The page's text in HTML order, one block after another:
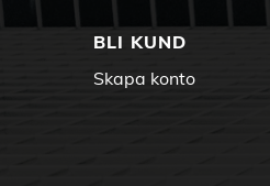
BLI KUND
Skapa konto